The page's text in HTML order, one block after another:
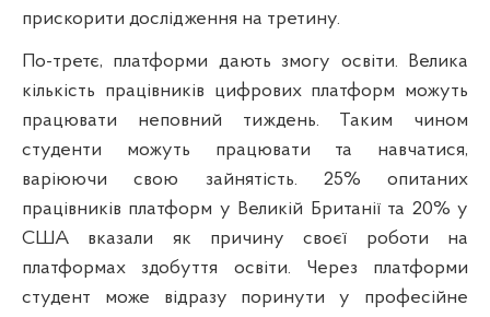
прискорити дослідження на третину.
По-третє, платформи дають змогу освіти. Велика
кількість працівників цифрових платформ можуть
працювати неповний тиждень. Таким чином
студенти можуть працювати та навчатися,
варіюючи свою зайнятість. 25% опитаних
працівників платформ у Великій Британії та 20% у
США вказали як причину своєї роботи на
платформах здобуття освіти. Через платформи
студент може відразу поринути у професійне